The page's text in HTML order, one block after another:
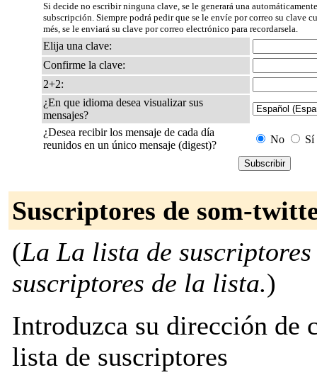
Si decide no escribir ninguna clave, se le generará una
subscripción. Siempre podrá pedir que se le envíe por correo su clave
més, se le enviará su clave por correo electrónico para recordarsela.
Elija una clave:
Confirme la clave:
2+2:
¿En que idioma desea visualizar sus
mensajes?
¿Desea recibir los mensaje de cada día
reunidos en un único mensaje (digest)?
No Sí
Suscriptores de som-
(La La lista de
suscriptores de la lista.)
Introduzca su dirección de
lista de suscriptores